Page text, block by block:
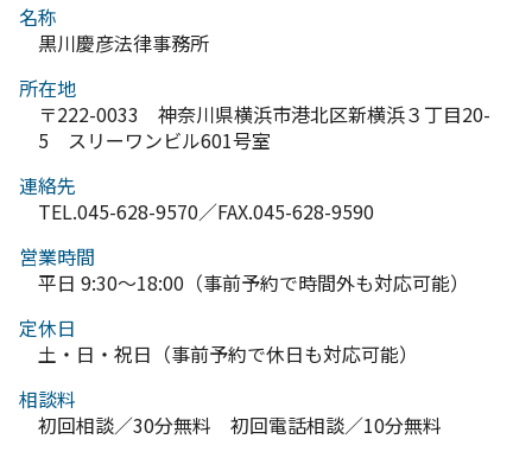
名称
黒川慶彦法律事務所
所在地
〒222-0033 神奈川県横浜市港北区新横浜３丁目20-
5 スリーワンビル601号室
連絡先
TEL.045-628-9570／FAX.045-628-9590
営業時間
平日 9:30～18:00（事前予約で時間外も対応可能）
定休日
土・日・祝日（事前予約で休日も対応可能）
相談料
初回相談／30分無料 初回電話相談／10分無料